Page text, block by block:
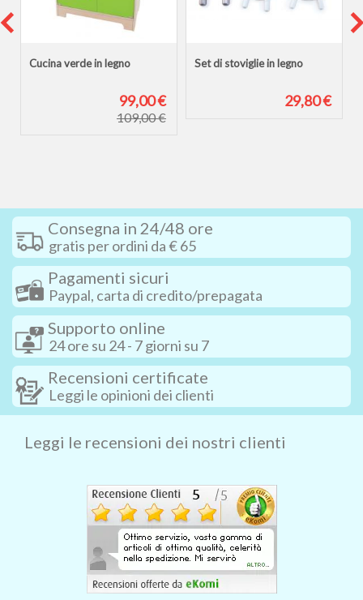
Cucina verde in legno
99,00 €
109,00 €
Set di stoviglie in legno
29,80 €
Consegna in 24/48 ore
gratis per ordini da € 65
Pagamenti sicuri
Paypal, carta di credito/prepagata
Supporto online
24 ore su 24 - 7 giorni su 7
Recensioni certificate
Leggi le opinioni dei clienti
Leggi le recensioni dei nostri clienti